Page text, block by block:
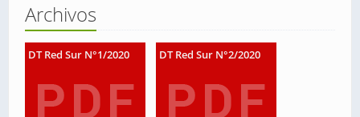
Archivos
DT Red Sur N°1/2020 DT Red Sur N°2/2020